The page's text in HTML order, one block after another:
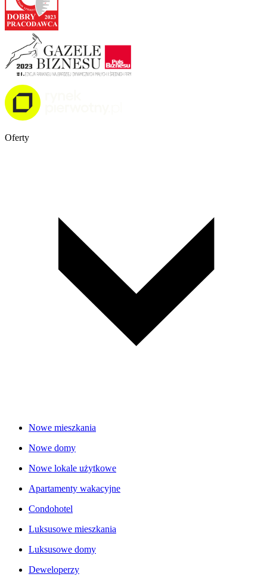
Oferty
Nowe mieszkania
Nowe domy
Nowe lokale użytkowe
Apartamenty wakacyjne
Condohotel
Luksusowe mieszkania
Luksusowe domy
Deweloperzy